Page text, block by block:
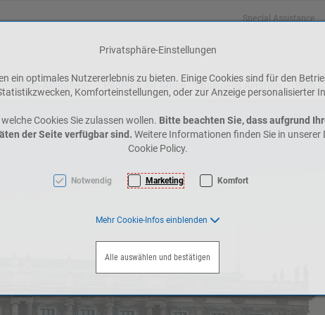
Special Assistance
Altenrhein People's Air Group Business Aviation Web
Privatsphäre-Einstellungen
ein optimales Nutzererlebnis zu bieten. Einige Cookies sind für den
Komforteinstellungen, oder zur Anzeige personalisierter
Cookies Sie zulassen wollen. Bitte beachten Sie, dass aufgrund
der Seite verfügbar sind. Weitere Informationen finden Sie in
Cookie Policy.
Notwendig Marketing Komfort
Mehr Cookie-Infos einblenden
Alle auswählen und bestätigen